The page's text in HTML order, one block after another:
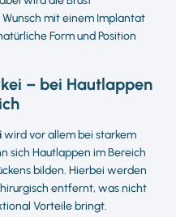
mit einem Implantat
Form und Position
– bei Hautlappen
wird vor allem bei starkem
sich Hautlappen im Bereich
bilden. Hierbei werden
entfernt, was nicht
Vorteile bringt.